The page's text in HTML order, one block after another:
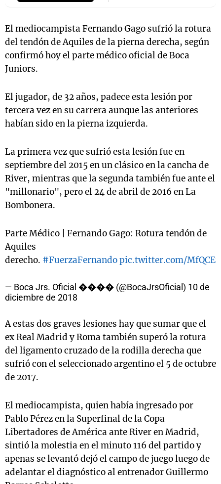
El mediocampista Fernando Gago sufrió la rotura
del tendón de Aquiles de la pierna derecha, según
confirmó hoy el parte médico oficial de Boca
Juniors.
El jugador, de 32 años, padece esta lesión por
tercera vez en su carrera aunque las anteriores
habían sido en la pierna izquierda.
La primera vez que sufrió esta lesión fue en
septiembre del 2015 en un clásico en la cancha de
River, mientras que la segunda también fue ante el
"millonario", pero el 24 de abril de 2016 en La
Bombonera.
Parte Médico | Fernando Gago: Rotura tendón de
Aquiles
derecho. #FuerzaFernandopic.twitter.com/
— Boca Jrs. Oficial ���� (@BocaJrsOficial) 10 de
diciembre de 2018
A estas dos graves lesiones hay que sumar que el
ex Real Madrid y Roma también superó la rotura
del ligamento cruzado de la rodilla derecha que
sufrió con el seleccionado argentino el 5 de octubre
de 2017.
El mediocampista, quien había ingresado por
Pablo Pérez en la Superfinal de la Copa
Libertadores de América ante River en Madrid,
sintió la molestia en el minuto 116 del partido y
apenas se levantó dejó el campo de juego luego de
adelantar el diagnóstico al entrenador Guillermo